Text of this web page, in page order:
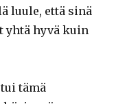
luule, että sinä
yhtä hyvä kuin
tämä